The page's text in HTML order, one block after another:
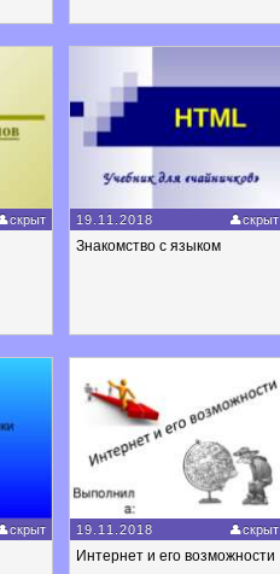
скрыт 19.11.2018 скрыт
Знакомство с языком
скрыт 19.11.2018 скрыт
Интернет и его возможности